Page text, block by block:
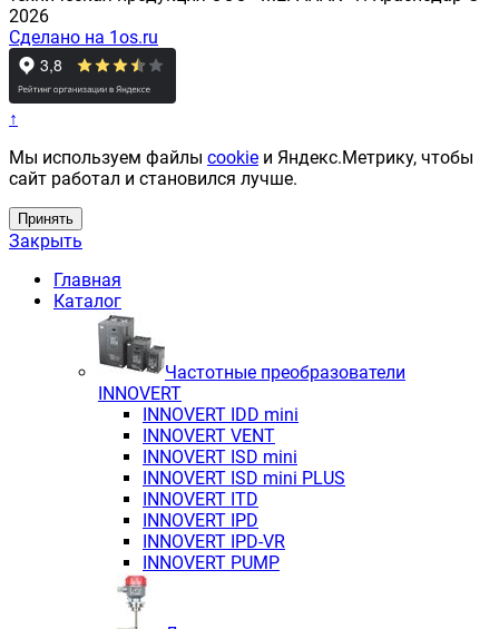
2026
Сделано на 1os.ru
↑
Мы используем файлы cookie и Яндекс.Метрику, чтобы
сайт работал и становился лучше.
Принять
Закрыть
Главная
Каталог
Частотные преобразователи
INNOVERT
INNOVERT IDD mini
INNOVERT VENT
INNOVERT ISD mini
INNOVERT ISD mini PLUS
INNOVERT ITD
INNOVERT IРD
INNOVERT IРD-VR
INNOVERT PUMP